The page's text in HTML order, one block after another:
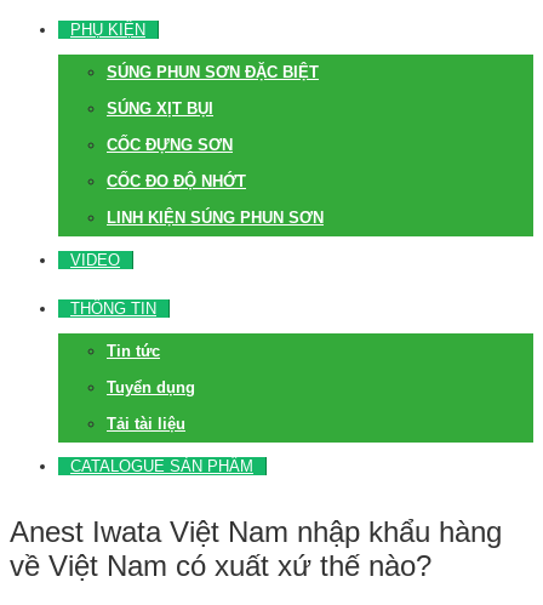
PHỤ KIỆN
SÚNG PHUN SƠN ĐẶC BIỆT
SÚNG XỊT BỤI
CỐC ĐỰNG SƠN
CỐC ĐO ĐỘ NHỚT
LINH KIỆN SÚNG PHUN SƠN
VIDEO
THÔNG TIN
Tin tức
Tuyển dụng
Tải tài liệu
CATALOGUE SẢN PHẨM
Anest Iwata Việt Nam nhập khẩu hàng
về Việt Nam có xuất xứ thế nào?